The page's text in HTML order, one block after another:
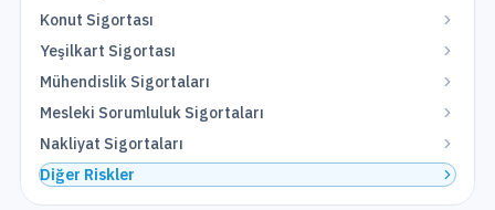
Konut Sigortası
Yeşilkart Sigortası
Mühendislik Sigortaları
Mesleki Sorumluluk Sigortaları
Nakliyat Sigortaları
Diğer Riskler